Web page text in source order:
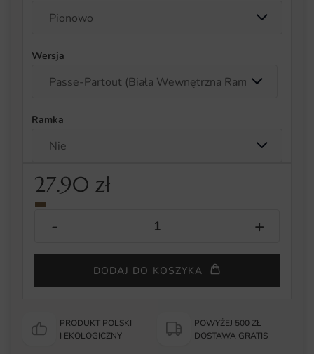
Wersja
Ramka
27.90 zł
DODAJ DO KOSZYKA
PRODUKT POLSKI
I EKOLOGICZNY
POWYŻEJ 500 ZŁ
DOSTAWA GRATIS